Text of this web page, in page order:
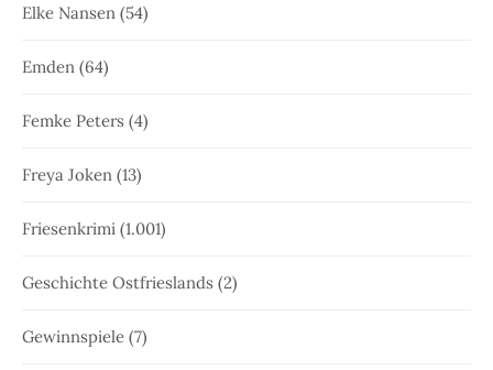
Elke Nansen (54)
Emden (64)
Femke Peters (4)
Freya Joken (13)
Friesenkrimi (1.001)
Geschichte Ostfrieslands (2)
Gewinnspiele (7)